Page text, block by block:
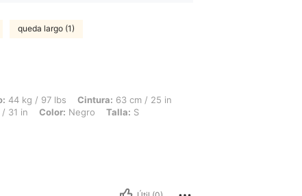
queda largo (1)
Cintura: 63 cm / 25 in, Forma del cuerpo: Rectángulo, Caderas: 88 cm / 35
44 kg / 97 lbs Cintura: 63 cm / 25 in
/ 31 in Color: Negro Talla: S